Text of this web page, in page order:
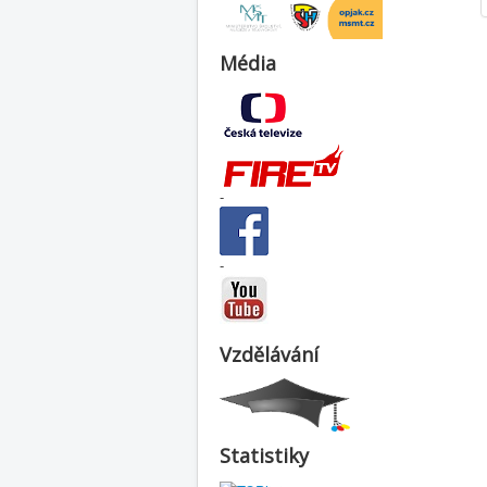
Média
-
-
Vzdělávání
Statistiky